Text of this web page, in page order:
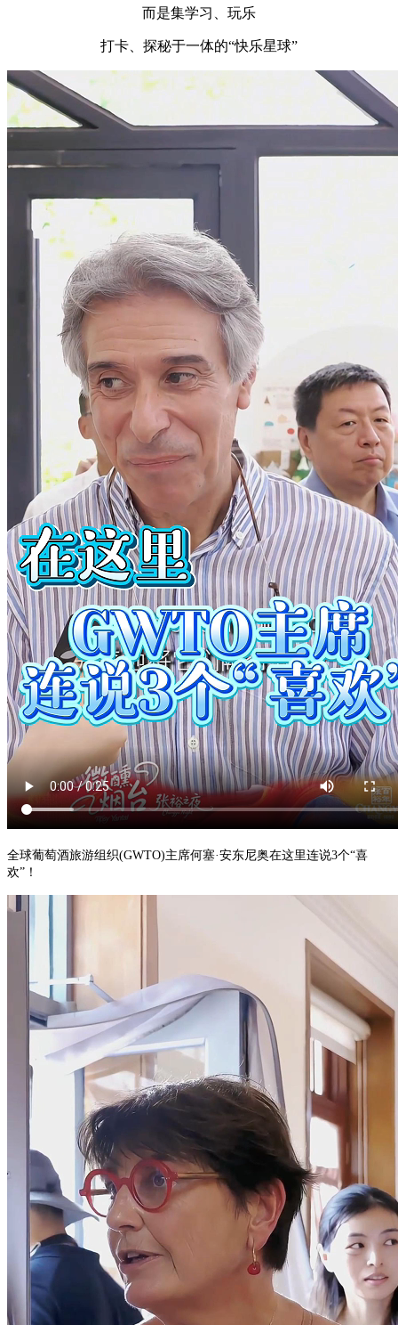
而是集学习、玩乐
打卡、探秘于一体的“快乐星球”
全球葡萄酒旅游组织(GWTO)主席何塞·安东尼奥在这里连说3个“喜
欢”！